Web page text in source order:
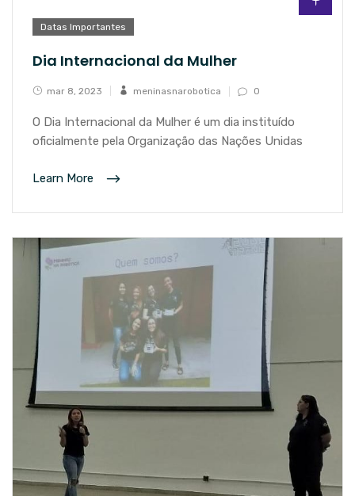
Datas Importantes
Dia Internacional da Mulher
mar 8, 2023 meninasnarobotica 0
O Dia Internacional da Mulher é um dia instituído
oficialmente pela Organização das Nações Unidas
Learn More